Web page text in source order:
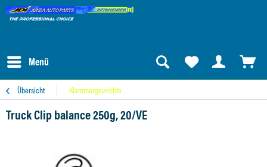
Menü
Übersicht Klammergewichte
Truck Clip balance 250g, 20/VE